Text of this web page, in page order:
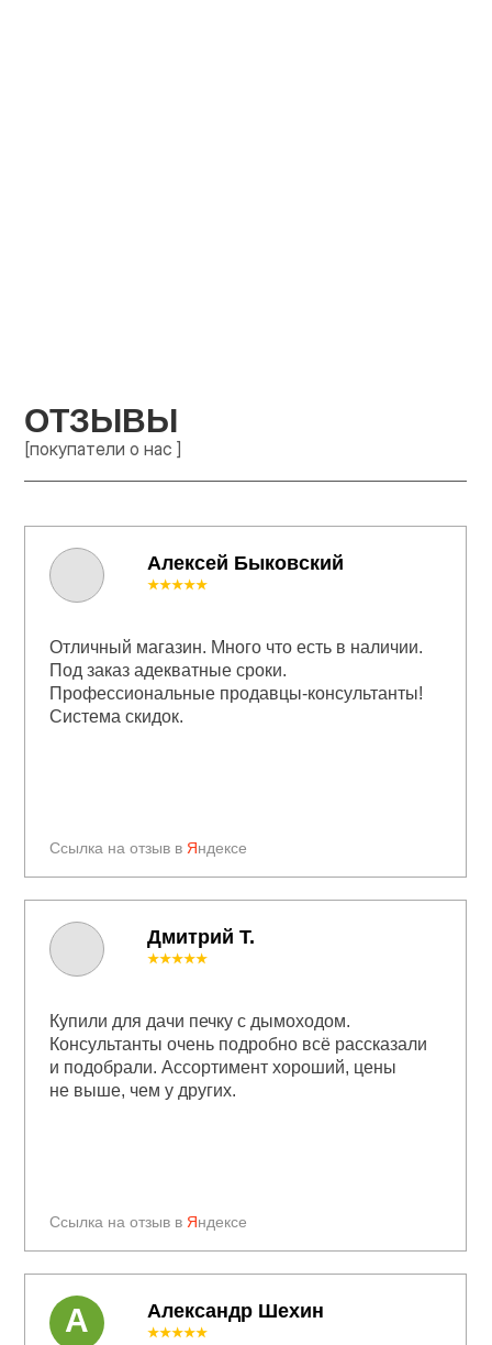
ОТЗЫВЫ
[покупатели о нас ]
Алексей Быковский
Ссылка на отзыв в Яндексе
★★★★★
Отличный магазин. Много что есть в наличии.
Под заказ адекватные сроки.
Профессиональные продавцы-консультанты!
Система скидок.
Ссылка на отзыв в Яндексе
★★★★★
Купили для дачи печку с дымоходом.
Консультанты очень подробно всё рассказали
и подобрали. Ассортимент хороший, цены
не выше, чем у других.
Александр Шехин
★★★★★
А
Дмитрий Т.